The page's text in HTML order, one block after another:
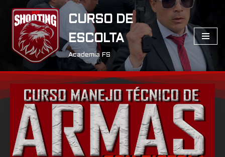
Saltar
contenido
CURSO DE
ESCOLTA
Academia FS